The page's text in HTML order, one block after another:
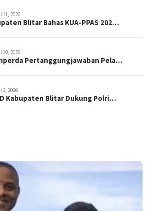
11, 2026
Blitar Bahas KUA-PPAS 202…
10, 2026
Pertanggungjawaban Pela…
2, 2026
Kabupaten Blitar Dukung Polri…